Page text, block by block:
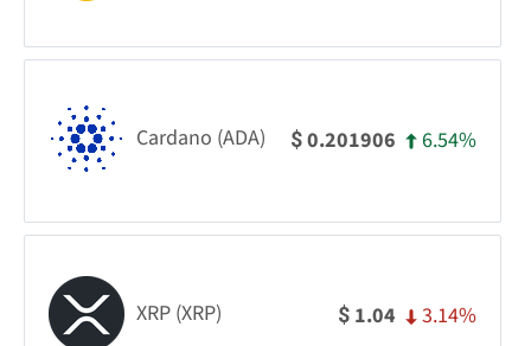
Cardano (ADA) $0.201906 6.54%
XRP (XRP) $ 1.04 3.14%